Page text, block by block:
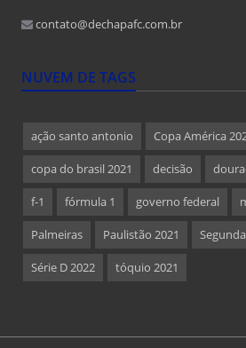
contato@dechapafc.com.br
NUVEM DE TAGS
ação santo antonio Copa América
copa do brasil 2021 decisão
f-1 fórmula 1 governo federal
Palmeiras Paulistão 2021
Série D 2022 tóquio 2021